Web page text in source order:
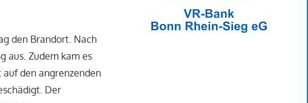
den Brandort. Nach
aus. Zudem kam es
den angrenzenden
Der